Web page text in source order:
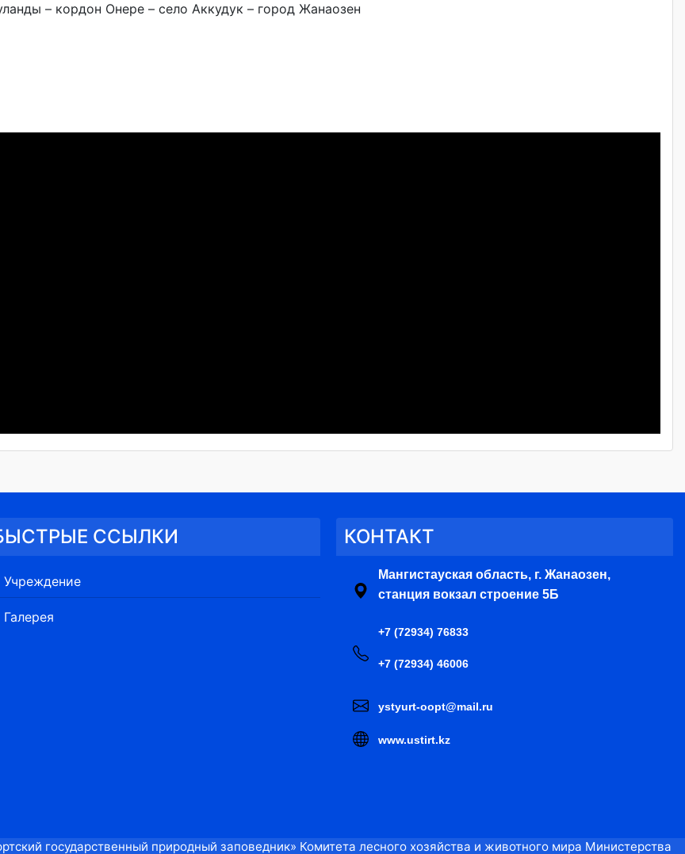
– кордон Онере – село Аккудук – город Жанаозен
ССЫЛКИ
Учреждение
Галерея
КОНТАКТ
Мангистауская область, г. Жанаозен,
станция вокзал строение 5Б
+7 (72934) 76833
+7 (72934) 46006
ystyurt-oopt@mail.ru
www.ustirt.kz
государственный природный заповедник» Комитета лесного хозяйства и животного мира Министерства